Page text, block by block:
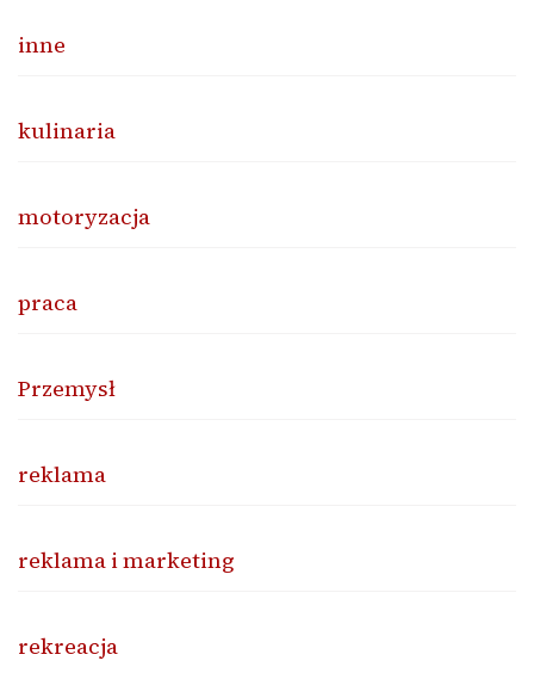
inne
kulinaria
motoryzacja
praca
Przemysł
reklama
reklama i marketing
rekreacja